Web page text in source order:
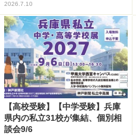
2026.7.10
【高校受験】【中学受験】兵庫
県内の私立31校が集結、個別相
談会9/6